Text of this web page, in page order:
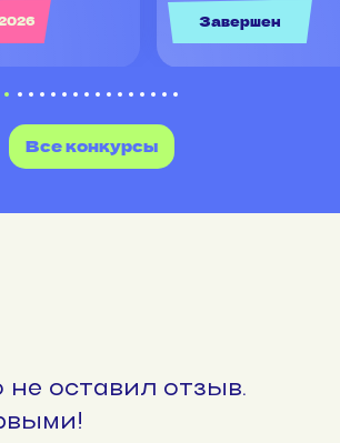
Завершен
Все конкурсы
оставил отзыв.